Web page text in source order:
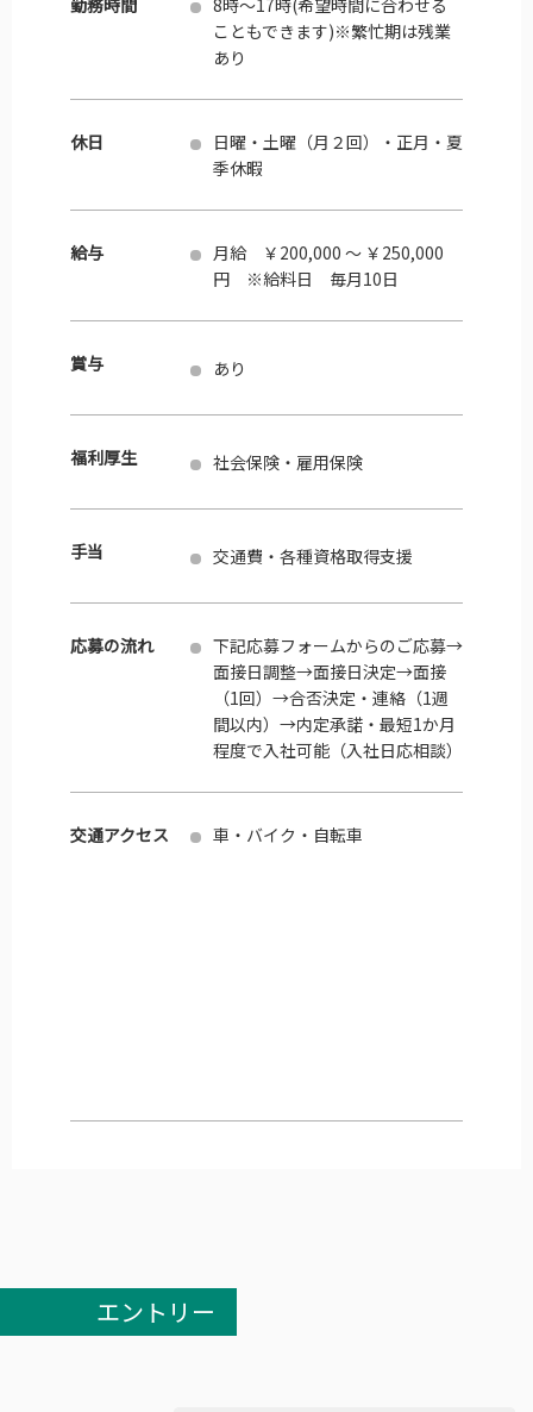
こともできます)※繁忙期は残業
あり
休日
日曜・土曜（月２回）・正月・夏
季休暇
給与
月給 ￥200,000 ～ ￥250,000
円 ※給料日 毎月10日
賞与 あり
福利厚生 社会保険・雇用保険
手当 交通費・各種資格取得支援
応募の流れ
下記応募フォームからのご応募→
面接日調整→面接日決定→面接
（1回）→合否決定・連絡（1週
間以内）→内定承諾・最短1か月
程度で入社可能（入社日応相談）
交通アクセス 車・バイク・自転車
エントリー